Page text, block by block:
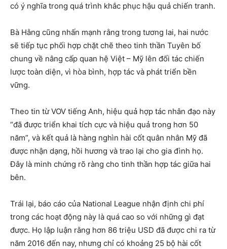
có ý nghĩa trong quá trình khắc phục hậu quả chiến tranh.
Bà Hằng cũng nhấn mạnh rằng trong tương lai, hai nước
sẽ tiếp tục phối hợp chặt chẽ theo tinh thần Tuyên bố
chung về nâng cấp quan hệ Việt – Mỹ lên đối tác chiến
lược toàn diện, vì hòa bình, hợp tác và phát triển bền
vững.
Theo tin từ VOV tiếng Anh, hiệu quả hợp tác nhân đạo này
“đã được triển khai tích cực và hiệu quả trong hơn 50
năm”, và kết quả là hàng nghìn hài cốt quân nhân Mỹ đã
được nhận dạng, hồi hương và trao lại cho gia đình họ.
Đây là minh chứng rõ ràng cho tinh thần hợp tác giữa hai
bên.
Trái lại, báo cáo của National League nhận định chi phí
trong các hoạt động này là quá cao so với những gì đạt
được. Họ lập luận rằng hơn 86 triệu USD đã được chi ra từ
năm 2016 đến nay, nhưng chỉ có khoảng 25 bộ hài cốt